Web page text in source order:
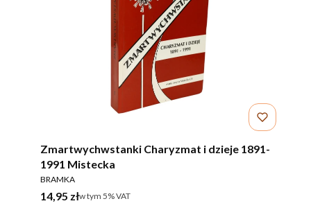
Zmartwychwstanki Charyzmat i dzieje 1891-
1991 Mistecka
PRODUCENT
BRAMKA
Cena brutto
14,95 złw tym %s VAT
w tym 5%VAT